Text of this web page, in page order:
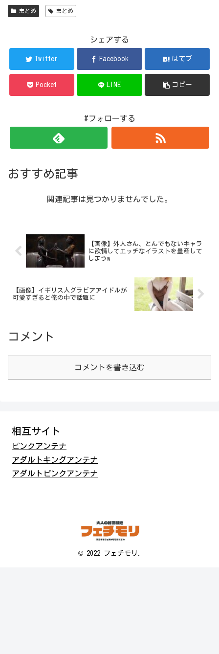
まとめ まとめ
シェアする
Twitter Facebook はてブ
Pocket LINE コピー
#フォローする
おすすめ記事
関連記事は見つかりませんでした。
【画像】外人さん、とんでもないキャラ
に欲情してエッチなイラストを量産して
しまうw
【画像】イギリス人グラビアアイドルが
可愛すぎると俺の中で話題に
コメント
コメントを書き込む
相互サイト
ピンクアンテナ
アダルトキングアンテナ
アダルトピンクアンテナ
© 2022 フェチモリ.